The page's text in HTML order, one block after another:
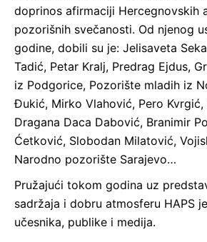
doprinos afirmaciji Hercegnovskih
pozorišnih svečanosti. Od njenog
godine, dobili su je: Jelisaveta
Tadić, Petar Kralj, Predrag Ejdus,
iz Podgorice, Pozorište mladih iz
Đukić, Mirko Vlahović, Pero
Dragana Daca Dabović, Branimir
Ćetković, Slobodan Milatović,
Narodno pozorište Sarajevo…
Pružajući tokom godina uz
sadržaja i dobru atmosferu HAPS
učesnika, publike i medija.